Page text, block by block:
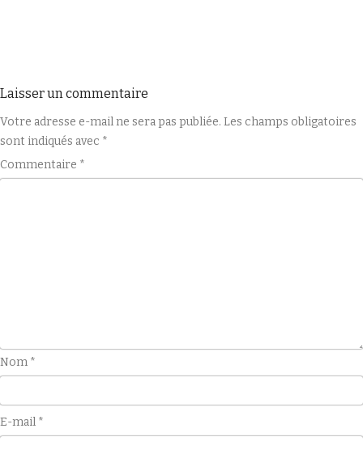
Laisser un commentaire
Votre adresse e-mail ne sera pas publiée. Les champs obligatoires
sont indiqués avec *
Commentaire *
Nom *
E-mail *